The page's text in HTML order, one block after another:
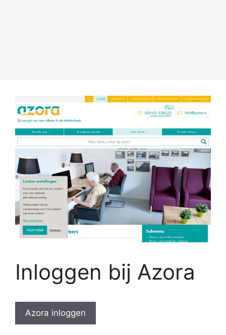
Inloggen bij Azora
Azora inloggen